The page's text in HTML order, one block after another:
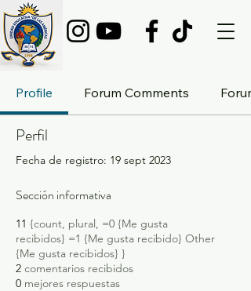
Profile Forum Comments
Perfil
Fecha de registro: 19 sept 2023
Sección informativa
11 {count, plural, =0 {Me gusta
recibidos} =1 {Me gusta recibido} Other
{Me gusta recibidos} }
2 comentarios recibidos
0 mejores respuestas